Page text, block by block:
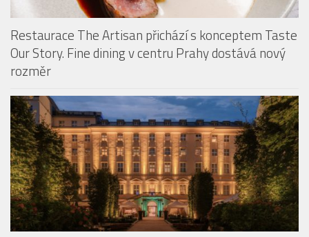
Restaurace The Artisan přichází s konceptem Taste
Our Story. Fine dining v centru Prahy dostává nový
rozměr